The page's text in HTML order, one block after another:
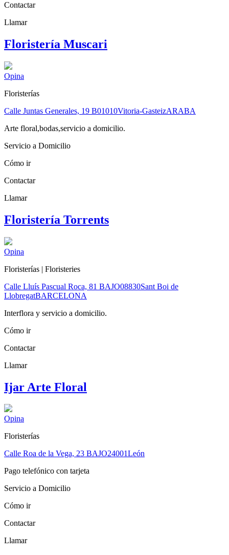
Contactar
Llamar
Floristería Muscari
Opina
Floristerías
Calle Juntas Generales, 19 B01010Vitoria-GasteizARABA
Arte floral,bodas,servicio a domicilio.
Servicio a Domicilio
Cómo ir
Contactar
Llamar
Floristería Torrents
Opina
Floristerías | Floristeries
Calle Lluís Pascual Roca, 81 BAJO08830Sant Boi de
LlobregatBARCELONA
Interflora y servicio a domicilio.
Cómo ir
Contactar
Llamar
Ijar Arte Floral
Opina
Floristerías
Calle Roa de la Vega, 23 BAJO24001León
Pago telefónico con tarjeta
Servicio a Domicilio
Cómo ir
Contactar
Llamar